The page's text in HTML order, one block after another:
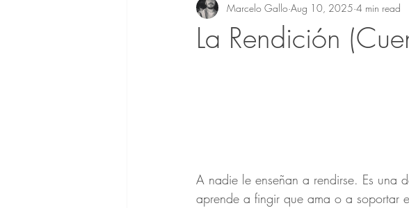
La Rendición
Marcelo Gallo Aug 10, 2025 4 min read
A nadie le enseñan a rendirse. Es una
aprende a fingir que ama o a soportar